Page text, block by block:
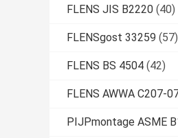
FLENS JIS B2220 (40)
FLENSgost 33259 (57)
FLENS BS 4504 (42)
FLENS AWWA C207-
PIJPmontage ASME